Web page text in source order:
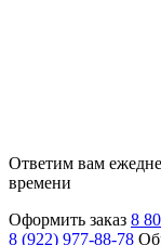
Ответим вам
времени
Оформить заказ 8
8 (922) 977-88-78